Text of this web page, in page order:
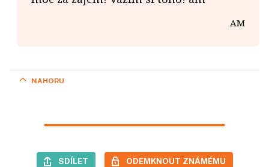
AM
NAHORU
SDÍLET ODEMKNOUT ZNÁMÉMU